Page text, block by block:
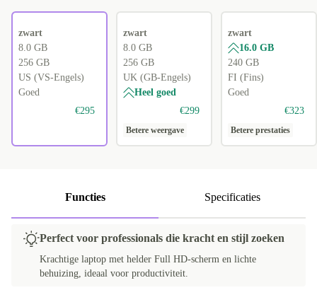
zwart
8.0 GB
256 GB
US (VS-Engels)
Goed
€295
zwart
8.0 GB
256 GB
UK (GB-Engels)
Heel goed
€299
Betere weergave
zwart
16.0 GB
240 GB
FI (Fins)
Goed
€323
Betere prestaties
Functies Specificaties
Perfect voor professionals die kracht en stijl zoeken
Krachtige laptop met helder Full HD-scherm en lichte
behuizing, ideaal voor productiviteit.